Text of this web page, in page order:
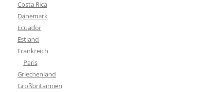
Costa Rica
Dänemark
Ecuador
Estland
Frankreich
Paris
Griechenland
Großbritannien